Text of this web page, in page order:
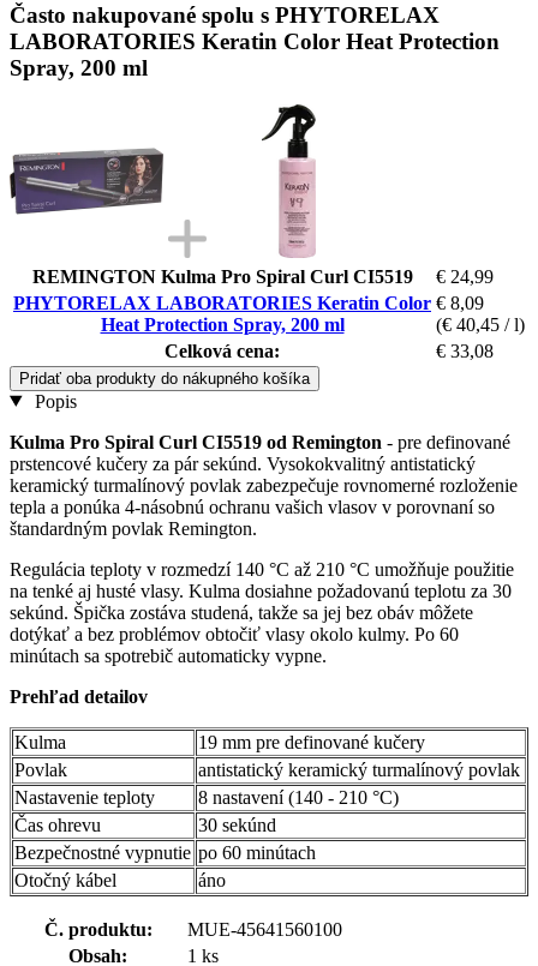
Často nakupované spolu s PHYTORELAX
LABORATORIES Keratin Color Heat Protection
Spray, 200 ml
REMINGTON Kulma Pro Spiral Curl CI5519
€ 24,99
PHYTORELAX LABORATORIES Keratin Color
Heat Protection Spray, 200 ml
€ 8,09
(€ 40,45 / l)
Celková cena:
€ 33,08
Pridať oba produkty do nákupného košíka
Popis
Kulma Pro Spiral Curl CI5519 od Remington - pre definované
prstencové kučery za pár sekúnd. Vysokokvalitný antistatický
keramický turmalínový povlak zabezpečuje rovnomerné rozloženie
tepla a ponúka 4-násobnú ochranu vašich vlasov v porovnaní so
štandardným povlak Remington.
Regulácia teploty v rozmedzí 140 °C až 210 °C umožňuje použitie
na tenké aj husté vlasy. Kulma dosiahne požadovanú teplotu za 30
sekúnd. Špička zostáva studená, takže sa jej bez obáv môžete
dotýkať a bez problémov obtočiť vlasy okolo kulmy. Po 60
minútach sa spotrebič automaticky vypne.
Prehľad detailov
Kulma
19 mm pre definované kučery
Povlak
antistatický keramický turmalínový povlak
Nastavenie teploty
8 nastavení (140 - 210 °C)
Čas ohrevu
30 sekúnd
Bezpečnostné vypnutie po 60 minútach
Otočný kábel
áno
Č. produktu:
MUE-45641560100
Obsah:
1 ks